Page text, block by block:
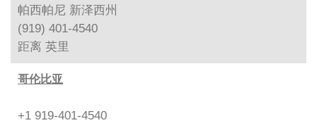
帕西帕尼 新泽西州
(919) 401-4540
距离 英里
哥伦比亚
+1 919-401-4540